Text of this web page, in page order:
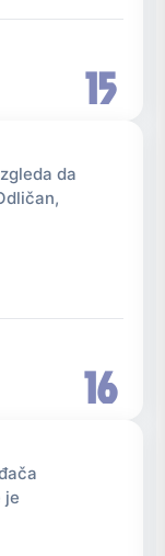
15
16
da
je